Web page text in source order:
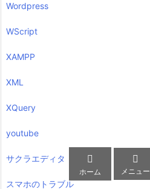
Wordpress
WScript
XAMPP
XML
XQuery
youtube
サクラエディタ
スマホのトラブル

ホーム

メニュー